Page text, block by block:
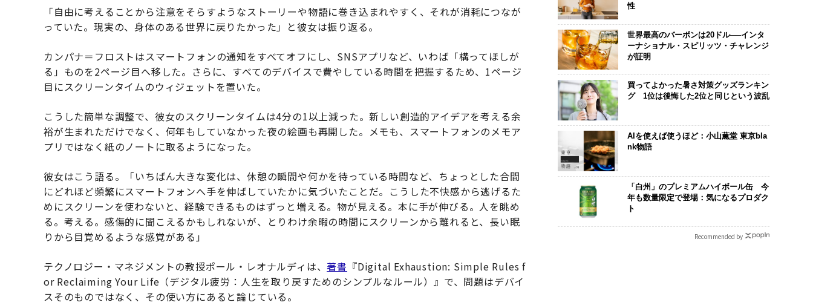
「自由に考えることから注意をそらすようなストーリーや物語に巻き込まれやすく、それが消耗につなが
っていた。現実の、身体のある世界に戻りたかった」と彼女は振り返る。
カンパナ＝フロストはスマートフォンの通知をすべてオフにし、SNSアプリなど、いわば「構ってほしが
る」ものを2ページ目へ移した。さらに、すべてのデバイスで費やしている時間を把握するため、1ページ
目にスクリーンタイムのウィジェットを置いた。
こうした簡単な調整で、彼女のスクリーンタイムは4分の1以上減った。新しい創造的アイデアを考える余
裕が生まれただけでなく、何年もしていなかった夜の絵画も再開した。メモも、スマートフォンのメモア
プリではなく紙のノートに取るようになった。
彼女はこう語る。「いちばん大きな変化は、休憩の瞬間や何かを待っている時間など、ちょっとした合間
にどれほど頻繁にスマートフォンへ手を伸ばしていたかに気づいたことだ。こうした不快感から逃げるた
めにスクリーンを使わないと、経験できるものはずっと増える。物が見える。本に手が伸びる。人を眺め
る。考える。感傷的に聞こえるかもしれないが、とりわけ余暇の時間にスクリーンから離れると、長い眠
りから目覚めるような感覚がある」
テクノロジー・マネジメントの教授ポール・レオナルディは、 著書 『Digital Exhaustion: Simple Rules f
or Reclaiming Your Life （デジタル疲労：人生を取り戻すためのシンプルなルール）』で、問題はデバイ
スそのものではなく、その使い方にあると論じている。
性
世界最高のバーボンは20ドル──インタ
ーナショナル・スピリッツ・チャレンジ
が証明
買ってよかった暑さ対策グッズランキン
グ 1位は後悔した2位と同じという波乱
AIを使えば使うほど：小山薫堂 東京bla
nk物語
「白州」のプレミアムハイボール缶 今
年も数量限定で登場：気になるプロダク
ト
Recommended by